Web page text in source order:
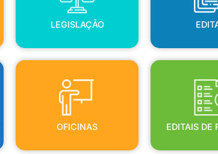
LEGISLAÇÃO
OFICINAS
OFICINAS
EDITAIS DE
EDITAIS DE